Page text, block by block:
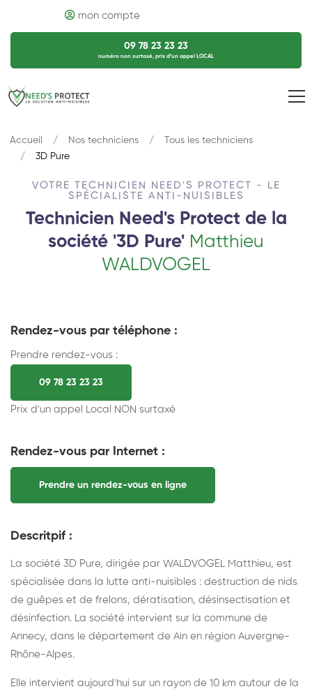
mon compte
09 78 23 23 23
numéro non surtaxé, prix d’un appel LOCAL
Accueil Nos techniciens
Tous les techniciens
3D Pure
VOTRE TECHNICIEN NEED'S PROTECT - LE
SPÉCIALISTE ANTI-NUISIBLES
Technicien Need's Protect de la
société '3D Pure' Matthieu
WALDVOGEL
Rendez-vous par téléphone :
Prendre rendez-vous :
09 78 23 23 23
Prix d'un appel Local NON surtaxé
Rendez-vous par Internet :
Prendre un rendez-vous en ligne
Descritpif :
La société 3D Pure, dirigée par WALDVOGEL Matthieu, est
spécialisée dans la lutte anti-nuisibles : destruction de nids
de guêpes et de frelons, dératisation, désinsectisation et
désinfection. La société intervient sur la commune de
Annecy, dans le département de Ain en région Auvergne-
Rhône-Alpes.
Elle intervient aujourd'hui sur un rayon de 10 km autour de la